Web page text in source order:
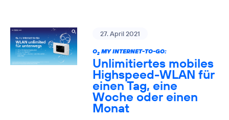
27. April 2021
O2MY INTERNET-TO-GO:
Unlimitiertes mobiles
Highspeed-WLAN für
einen Tag, eine
Woche oder einen
Monat